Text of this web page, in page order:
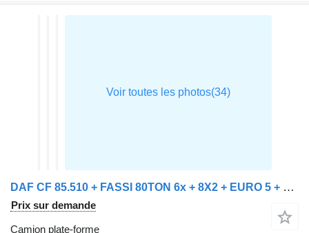
DAF CF 85.510 + FASSI 80TON 6x + 8X2 + EURO 5 + REMOTE
Prix sur demande
Camion plate-forme